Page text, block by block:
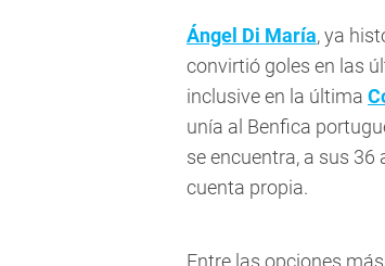
Ángel Di María, ya
convirtió goles en las
inclusive en la última
unía al Benfica
se encuentra, a sus
cuenta propia.
Entre las opciones